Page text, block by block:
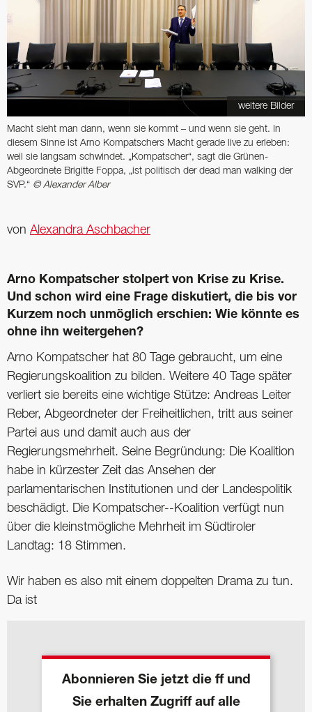
weitere Bilder
Macht sieht man dann, wenn sie kommt – und wenn sie geht. In
diesem Sinne ist Arno Kompatschers Macht gerade live zu erleben:
weil sie langsam schwindet. „Kompatscher“, sagt die Grünen-
Abgeordnete Brigitte Foppa, „ist politisch der dead man walking der
SVP.“ © Alexander Alber
von Alexandra Aschbacher
Arno Kompatscher stolpert von Krise zu Krise.
Und schon wird eine Frage diskutiert, die bis vor
Kurzem noch unmöglich erschien: Wie könnte es
ohne ihn weitergehen?
Arno Kompatscher hat 80 Tage gebraucht, um eine
Regierungskoalition zu bilden. Weitere 40 Tage später
verliert sie bereits eine wichtige Stütze: Andreas Leiter
Reber, Abgeordneter der Freiheitlichen, tritt aus seiner
Partei aus und damit auch aus der
Regierungsmehrheit. Seine Begründung: Die Koalition
habe in kürzester Zeit das Ansehen der
parlamentarischen Institutionen und der Landespolitik
beschädigt. Die Kompatscher--Koalition verfügt nun
über die kleinstmögliche Mehrheit im Südtiroler
Landtag: 18 Stimmen.
Wir haben es also mit einem doppelten Drama zu tun.
Da ist
Abonnieren Sie jetzt die ff und
Sie erhalten Zugriff auf alle